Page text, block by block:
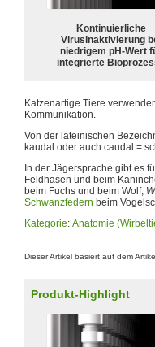
Kontinuierliche
Virusinaktivierung
niedrigem pH-Wert
integrierte
Katzenartige Tiere
Kommunikation.
Von der lateinischen
kaudal oder auch caudal =
In der Jägersprache gibt es
Feldhasen und beim
beim Fuchs und beim Wolf,
Schwanzfedern beim
Kategorie: Anatomie
Dieser Artikel basiert auf dem
Produkt-Highlight